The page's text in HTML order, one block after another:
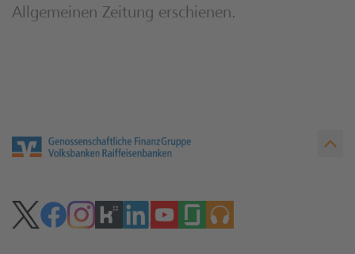
Allgemeinen Zeitung erschienen.